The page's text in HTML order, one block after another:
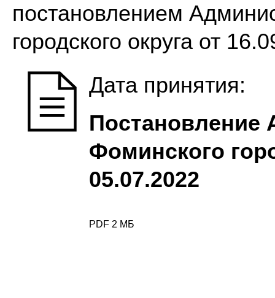
постановлением
городского округа от
Дата принятия:
Постановление
Фоминского
05.07.2022
PDF 2 МБ